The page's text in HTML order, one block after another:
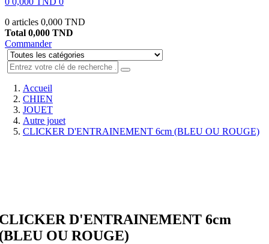
0 articles 0,000 TND
Total 0,000 TND
Commander
Accueil
CHIEN
JOUET
Autre jouet
CLICKER D'ENTRAINEMENT 6cm (BLEU OU ROUGE)
D'ENTRAINEMENT 6cm
OU ROUGE)